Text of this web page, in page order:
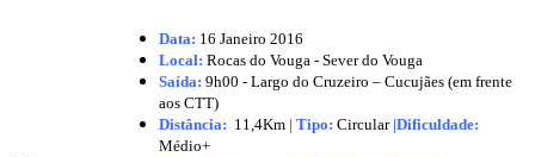
Data: 16 Janeiro 2016
Local: Rocas do Vouga - Sever do Vouga
Saída: 9h00 - Largo do Cruzeiro – Cucujães (em frente
aos CTT)
Distância: 11,4Km | Tipo: Circular |Dificuldade:
Médio+